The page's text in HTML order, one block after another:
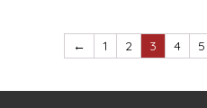
← 1 2 3 4 5